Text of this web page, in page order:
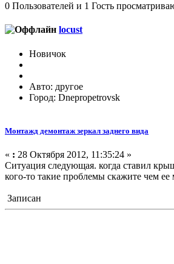
0 Пользователей и 1 Гость
locust
Новичок
Авто: другое
Город: Dnepropetrovsk
Монтажд демонтаж зеркал заднего вида
« : 28 Октября 2012, 11:35:24 »
Ситуация следующая. когда ставил
кого-то такие проблемы скажите чем
Записан